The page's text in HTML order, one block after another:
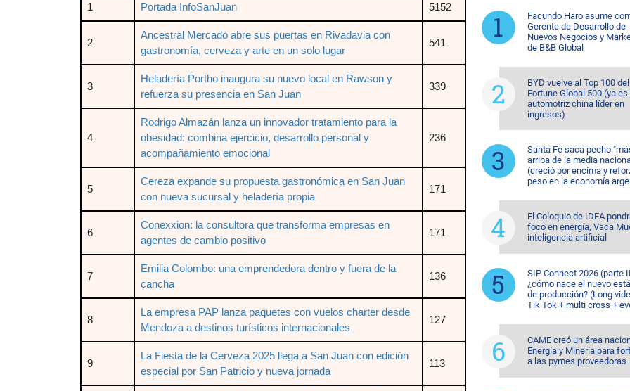
1 Portada InfoSanJuan 5152
2
Ancestral Mercado abre sus puertas en Rivadavia con
gastronomía, cerveza y arte en un solo lugar
541
3
Heladería Portho inaugura su nuevo local en Rawson y
refuerza su presencia en San Juan
339
4
Rodrigo Almazán lanza un innovador tratamiento para la
obesidad: combina ejercicio, desarrollo personal y
acompañamiento emocional
236
5
Cereza expande su propuesta gastronómica en San Juan
con nueva sucursal y heladería propia
171
6
Conexxion: la consultora que transforma empresas en
agentes de cambio positivo
171
7
Emilia Colombo: una emprendedora dentro y fuera de la
cancha
136
8
La empresa PAP lanza paquetes con vuelos charter desde
Mendoza a destinos turísticos internacionales
127
9
La Fiesta de la Cerveza 2025 llega a San Juan con edición
especial por San Patricio y nueva jornada
113
Facundo Haro asume
Gerente de Desarrollo de
Nuevos Negocios y
de B&B Global
BYD vuelve al Top 100 del
Fortune Global 500 (ya es
automotriz china líder en
ingresos)
Santa Fe saca pecho
arriba de la media
(creció por encima y
peso en la economía
El Coloquio de IDEA
foco en energía, Vaca
inteligencia artificial
SIP Connect 2026 (parte
¿cómo nace el nuevo
de producción? (Long
Tik Tok + multi cross +
CAME creó un área
Energía y Minería para
a las pymes proveedoras